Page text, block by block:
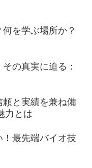
を学ぶ場所か？
の真実に迫る：
と実績を兼ね備
力とは
最先端バイオ技